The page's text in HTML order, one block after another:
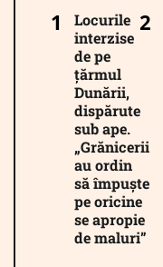
Locurile
interzise
de pe
țărmul
Dunării,
dispărute
sub ape.
„Grănicerii
au ordin
să împuște
pe oricine
se apropie
de maluri”